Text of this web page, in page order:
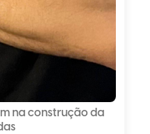
na construção da